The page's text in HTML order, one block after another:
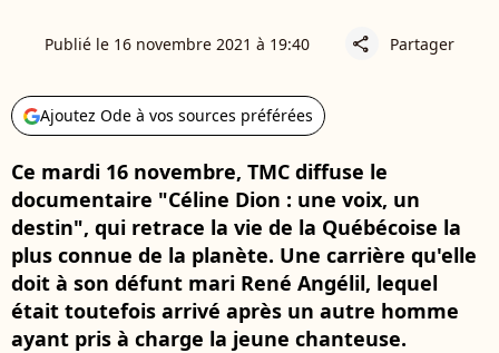
Publié le 16 novembre 2021 à 19:40 share Partager
Ajoutez Ode à vos sources préférées
Ce mardi 16 novembre, TMC diffuse le
documentaire "Céline Dion : une voix, un
destin", qui retrace la vie de la Québécoise la
plus connue de la planète. Une carrière qu'elle
doit à son défunt mari René Angélil, lequel
était toutefois arrivé après un autre homme
ayant pris à charge la jeune chanteuse.